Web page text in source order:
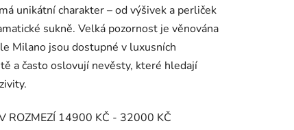
unikátní charakter – od výšivek a perliček
sukně. Velká pozornost je věnována
Milano jsou dostupné v luxusních
a často oslovují nevěsty, které hledají
ROZMEZÍ 14900 KČ - 32000 KČ